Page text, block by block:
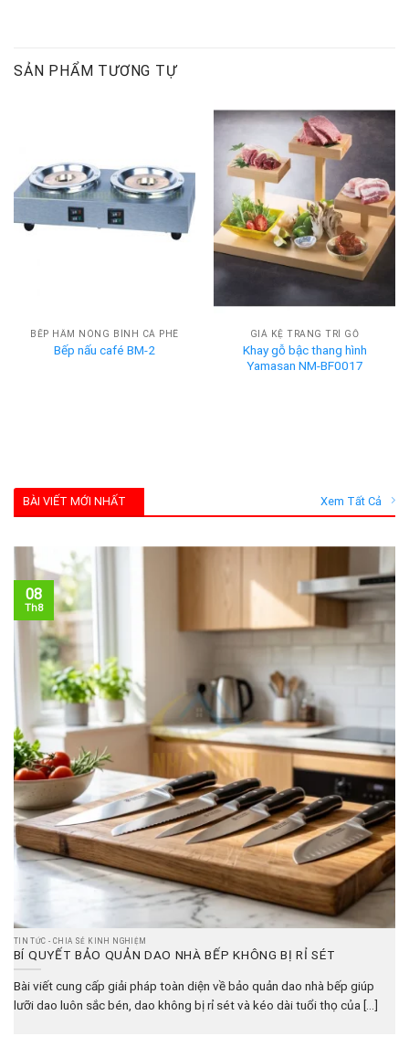
SẢN PHẨM TƯƠNG TỰ
BẾP HÂM NÓNG BÌNH CÀ PHÊ
Bếp nấu café BM-2
GIÁ KỆ TRANG TRÍ GỖ
Khay gỗ bậc thang hình
Yamasan NM-BF0017
BÀI VIẾT MỚI NHẤT Xem Tất Cả
TIN TỨC - CHIA SẺ KINH NGHIỆM
BÍ QUYẾT BẢO QUẢN DAO NHÀ BẾP KHÔNG BỊ RỈ SÉT
Bài viết cung cấp giải pháp toàn diện về bảo quản dao nhà bếp giúp
lưỡi dao luôn sắc bén, dao không bị rỉ sét và kéo dài tuổi thọ của [...]
08
Th8